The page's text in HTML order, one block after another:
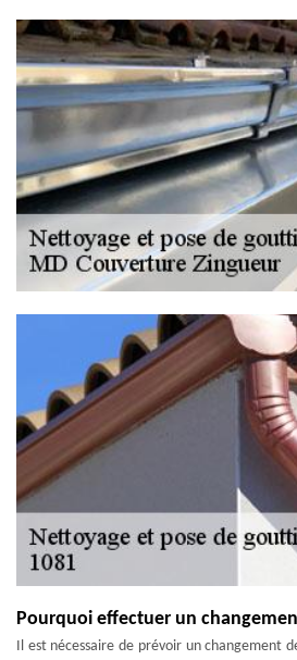
Pourquoi effectuer un
Il est nécessaire de prévoir un changement